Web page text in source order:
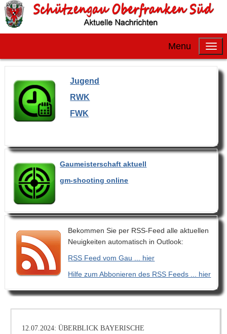
Menu
Jugend
RWK
FWK
Gaumeisterschaft aktuell
gm-shooting online
Bekommen Sie per RSS-Feed alle aktuellen
Neuigkeiten automatisch in Outlook:
RSS Feed vom Gau ... hier
Hilfe zum Abbonieren des RSS Feeds ... hier
12.07.2024: ÜBERBLICK BAYERISCHE